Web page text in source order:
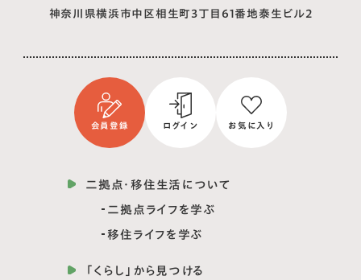
神奈川県横浜市中区相生町3丁目61番地泰生ビル2
会員登録 ログイン お気に入り
二拠点・移住生活について
二拠点ライフを学ぶ
移住ライフを学ぶ
「くらし」から見つける